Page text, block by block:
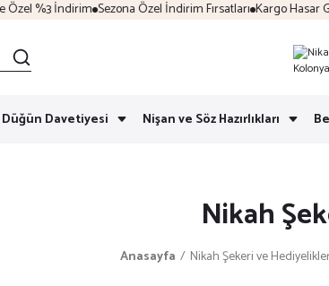
%3 İndirim Sezona Özel İndirim Fırsatları Kargo Hasar
Düğün Davetiyesi Nişan ve Söz Hazırlıkları
Nikah
Anasayfa Nikah Şekeri ve